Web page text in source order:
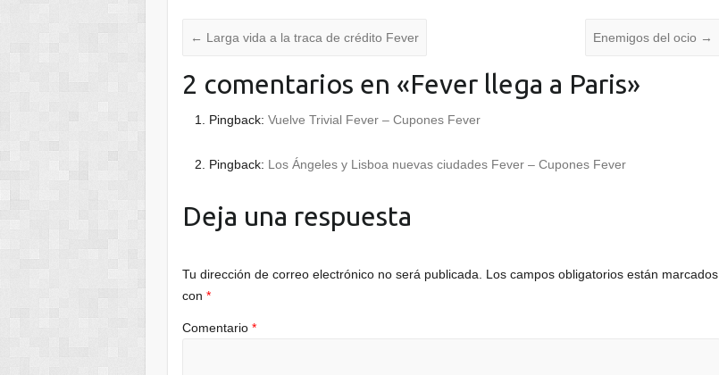
← Larga vida a la traca de crédito Fever Enemigos del ocio →
2 comentarios en «Fever llega a Paris»
Pingback:Vuelve Trivial Fever – Cupones Fever
Pingback: Los Ángeles y Lisboa nuevas ciudades Fever – Cupones Fever
Deja una respuesta
Tu dirección de correo electrónico no será publicada. Los campos obligatorios están marcados
con*
Comentario*